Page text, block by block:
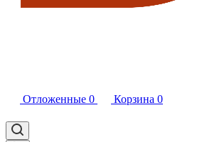
Отложенные 0 Корзина 0